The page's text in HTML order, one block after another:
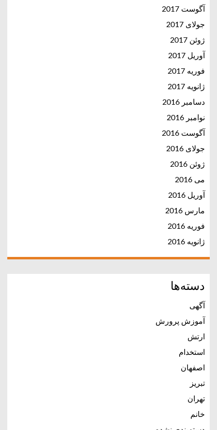
آگوست 2017
جولای 2017
ژوئن 2017
آوریل 2017
فوریه 2017
ژانویه 2017
دسامبر 2016
نوامبر 2016
آگوست 2016
جولای 2016
ژوئن 2016
می 2016
آوریل 2016
مارس 2016
فوریه 2016
ژانویه 2016
دسته‌ها
آگهی
آموزش پرورش
ارتش
استخدام
اصفهان
تبریز
تهران
خانم